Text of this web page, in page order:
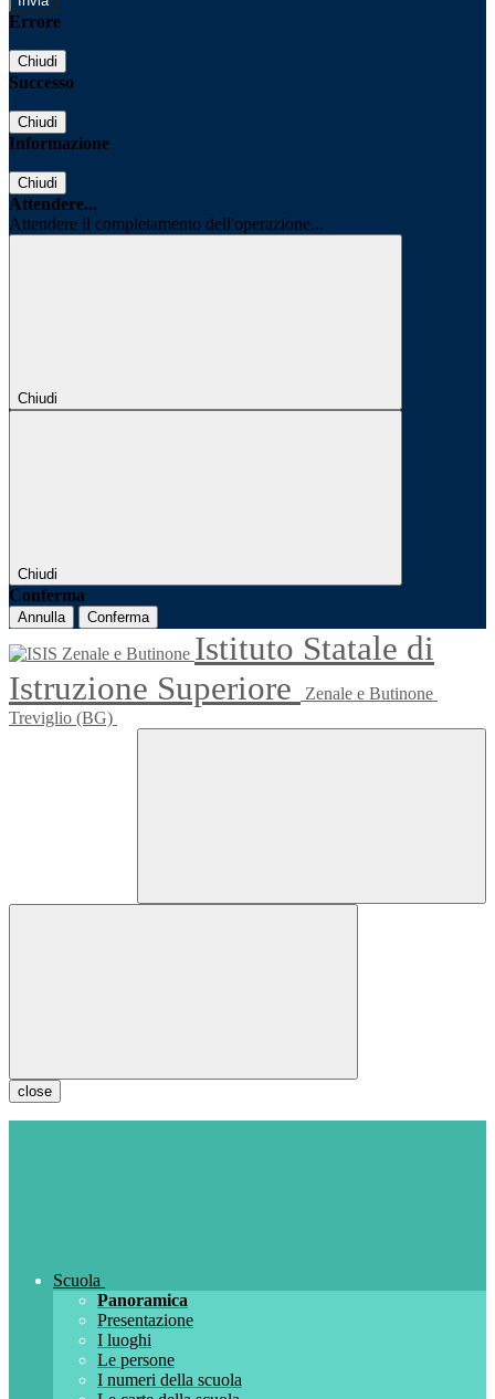
Errore
Chiudi
Successo
Chiudi
Informazione
Chiudi
Attendere...
Attendere il completamento dell'operazione...
Chiudi
Chiudi
Conferma
Annulla Conferma
Istituto Statale di
Istruzione Superiore
Zenale e Butinone
Treviglio (BG)
close
Scuola
Panoramica
Presentazione
I luoghi
Le persone
I numeri della scuola